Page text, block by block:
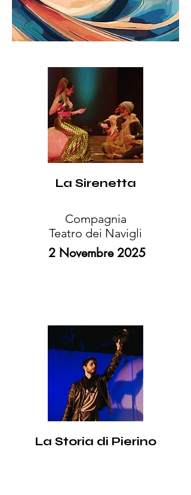
La Sirenetta
Compagnia
Teatro dei Navigli
2 Novembre 2025
La Storia di Pierino